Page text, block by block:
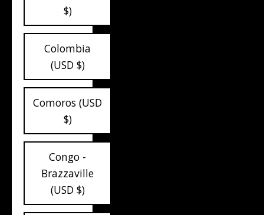
$)
Colombia
(USD $)
Comoros (USD
$)
Congo -
Brazzaville
(USD $)